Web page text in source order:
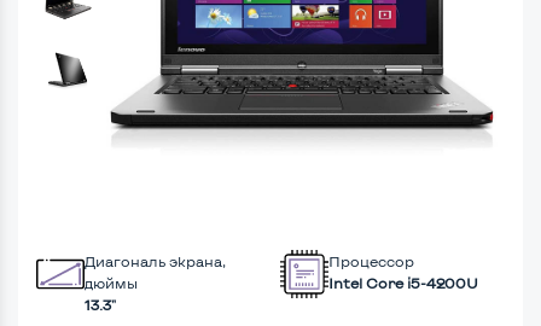
Диагональ экрана,
дюймы
13.3"
Процессор
Intel Core i5-4200U